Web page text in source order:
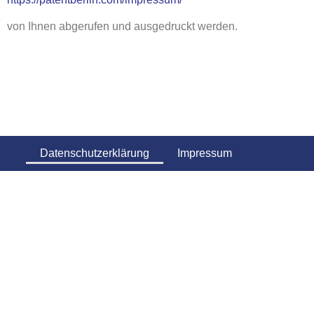
von Ihnen abgerufen und ausgedruckt werden.
Datenschutzerklärung Impressum